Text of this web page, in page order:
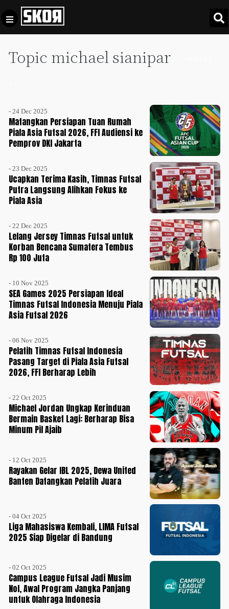
Topic michael sianipar
- 24 Dec 2025
Matangkan Persiapan Tuan Rumah
Piala Asia Futsal 2026, FFI Audiensi ke
Pemprov DKI Jakarta
- 23 Dec 2025
Ucapkan Terima Kasih, Timnas Futsal
Putra Langsung Alihkan Fokus ke
Piala Asia
- 22 Dec 2025
Lelang Jersey Timnas Futsal untuk
Korban Bencana Sumatera Tembus
Rp 100 Juta
- 10 Nov 2025
SEA Games 2025 Persiapan Ideal
Timnas Futsal Indonesia Menuju Piala
Asia Futsal 2026
- 06 Nov 2025
Pelatih Timnas Futsal Indonesia
Pasang Target di Piala Asia Futsal
2026, FFI Berharap Lebih
- 22 Oct 2025
Michael Jordan Ungkap Kerinduan
Bermain Basket Lagi: Berharap Bisa
Minum Pil Ajaib
- 12 Oct 2025
Rayakan Gelar IBL 2025, Dewa United
Banten Datangkan Pelatih Juara
- 04 Oct 2025
Liga Mahasiswa Kembali, LIMA Futsal
2025 Siap Digelar di Bandung
- 02 Oct 2025
Campus League Futsal Jadi Musim
Nol, Awal Program Jangka Panjang
untuk Olahraga Indonesia
Football +
Sports
Update
+
Indonesia
SKOR
SPECIAL
Video
Privacy
Media
Siber
Disclaimer
Tentang
Kami